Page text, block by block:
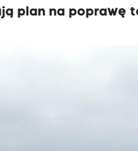
plan na poprawę